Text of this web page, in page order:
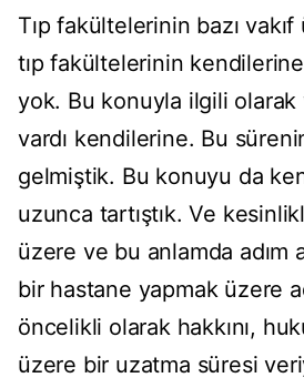
Tıp fakültelerinin bazı
tıp fakültelerinin
yok. Bu konuyla ilgili
vardı kendilerine. Bu
gelmiştik. Bu konuyu da
uzunca tartıştık. Ve
üzere ve bu anlamda adım
bir hastane yapmak üzere
öncelikli olarak hakkını,
üzere bir uzatma süresi